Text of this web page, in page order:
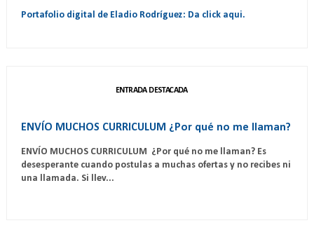
Portafolio digital de Eladio Rodríguez: Da click aqui.
ENTRADA DESTACADA
ENVÍO MUCHOS CURRICULUM ¿Por qué no me llaman?
ENVÍO MUCHOS CURRICULUM ¿Por qué no me llaman? Es
desesperante cuando postulas a muchas ofertas y no recibes ni
una llamada. Si llev...